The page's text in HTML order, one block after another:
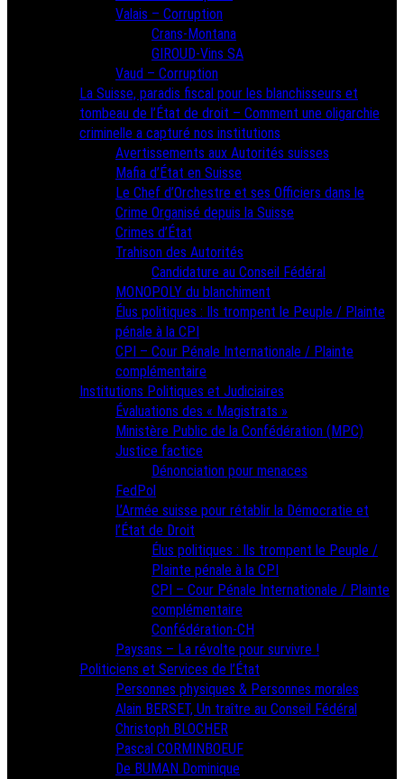
Valais – Corruption
Crans-Montana
GIROUD-Vins SA
Vaud – Corruption
La Suisse, paradis fiscal pour les blanchisseurs et
tombeau de l’État de droit – Comment une oligarchie
criminelle a capturé nos institutions
Avertissements aux Autorités suisses
Mafia d’État en Suisse
Le Chef d’Orchestre et ses Officiers dans le
Crime Organisé depuis la Suisse
Crimes d’État
Trahison des Autorités
Candidature au Conseil Fédéral
MONOPOLY du blanchiment
Élus politiques : Ils trompent le Peuple / Plainte
pénale à la CPI
CPI – Cour Pénale Internationale / Plainte
complémentaire
Institutions Politiques et Judiciaires
Évaluations des « Magistrats »
Ministère Public de la Confédération (MPC)
Justice factice
Dénonciation pour menaces
FedPol
L’Armée suisse pour rétablir la Démocratie et
l’État de Droit
Élus politiques : Ils trompent le Peuple /
Plainte pénale à la CPI
CPI – Cour Pénale Internationale / Plainte
complémentaire
Confédération-CH
Paysans – La révolte pour survivre !
Politiciens et Services de l’État
Personnes physiques & Personnes morales
Alain BERSET, Un traître au Conseil Fédéral
Christoph BLOCHER
Pascal CORMINBOEUF
De BUMAN Dominique